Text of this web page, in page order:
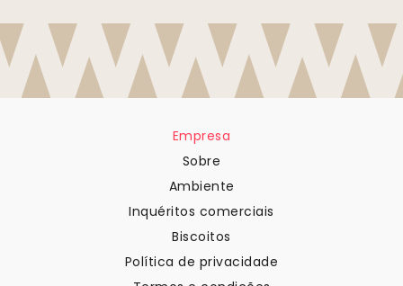
Empresa
Sobre
Ambiente
Inquéritos comerciais
Biscoitos
Política de privacidade